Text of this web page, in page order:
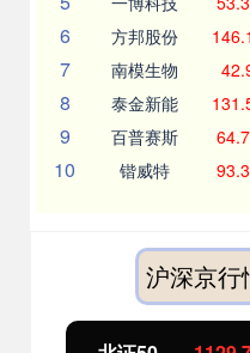
6 方邦股份
7 南模生物
8 泰金新能
9 百普赛斯
10 锴威特
沪深京行